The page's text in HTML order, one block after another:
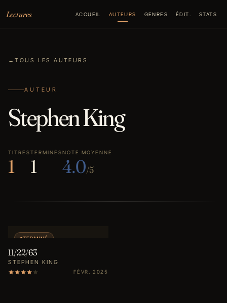
Lectures
ACCUEIL AUTEURS GENRES ÉDIT. STATS
←TOUS LES AUTEURS
AUTEUR
Stephen King
TITRES
1
TERMINÉS
1
NOTE MOYENNE
4.0/5
TERMINÉ
11/22/63
STEPHEN KING
FÉVR. 2025